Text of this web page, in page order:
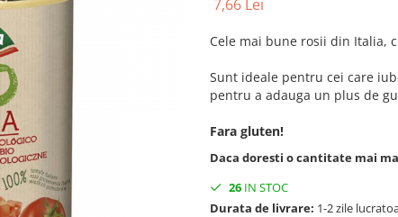
7,66 Lei
Cele mai bune rosii din Italia,
Sunt ideale pentru cei care
pentru a adauga un plus de
Fara gluten!
Daca doresti o cantitate mai
26 IN STOC
Durata de livrare: 1-2 zile